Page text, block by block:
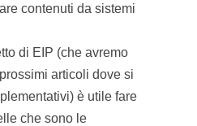
contenuti da sistemi
di EIP (che avremo
articoli dove si
è utile fare
che sono le